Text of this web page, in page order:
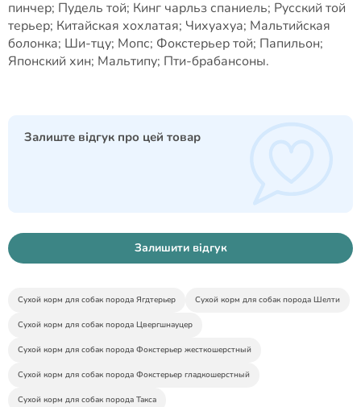
пинчер; Пудель той; Кинг чарльз спаниель; Русский той
терьер; Китайская хохлатая; Чихуахуа; Мальтийская
болонка; Ши-тцу; Мопс; Фокстерьер той; Папильон;
Японский хин; Мальтипу; Пти-брабансоны.
Залиште відгук про цей товар
Залишити відгук
Сухой корм для собак порода Ягдтерьер Сухой корм для собак порода Шелти
Сухой корм для собак порода Цвергшнауцер
Сухой корм для собак порода Фокстерьер жесткошерстный
Сухой корм для собак порода Фокстерьер гладкошерстный
Сухой корм для собак порода Такса